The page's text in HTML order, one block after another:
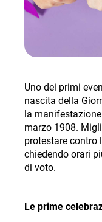
Uno dei primi
nascita della
la
marzo 1908.
protestare contro
chiedendo orari
di voto.
Le prime